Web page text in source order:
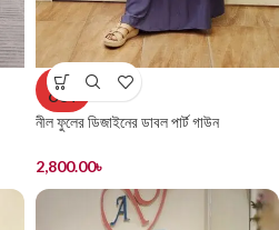
SOLD
OUT
নীল ফুলের ডিজাইনের ডাবল পার্ট গাউন
2,800.00৳